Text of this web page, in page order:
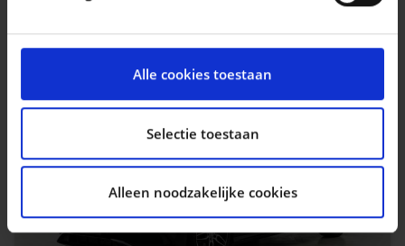
personaliseren, om functies voor social media te
bieden en om ons websiteverkeer te analyseren. Ook
delen we informatie over uw gebruik van onze site met
onze partners voor social media, adverteren en
combineren met andere informatie die u aan ze heeft
verstrekt of die ze hebben verzameld op basis van uw
gebruik van hun services.
Alle cookies toestaan
Selectie toestaan
Alleen noodzakelijke cookies